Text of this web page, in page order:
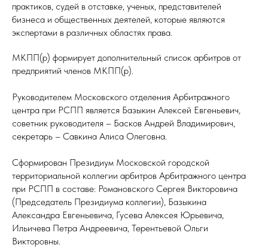
практиков, судей в отставке, ученых, представителей
бизнеса и общественных деятелей, которые являются
экспертами в различных областях права.
МКПП(р) формирует дополнительный список арбитров от
предприятий членов МКПП(р).
Руководителем Московского отделения Арбитражного
центра при РСПП является Базыкин Алексей Евгеньевич,
советник руководителя – Басков Андрей Владимирович,
секретарь – Савкина Алиса Олеговна.
Сформирован Президиум Московской городской
территориальной коллегии арбитров Арбитражного центра
при РСПП в составе: Романовского Сергея Викторовича
(Председатель Президиума коллегии), Базыкина
Александра Евгеньевича, Гусева Алексея Юрьевича,
Ильичева Петра Андреевича, Терентьевой Ольги
Викторовны.